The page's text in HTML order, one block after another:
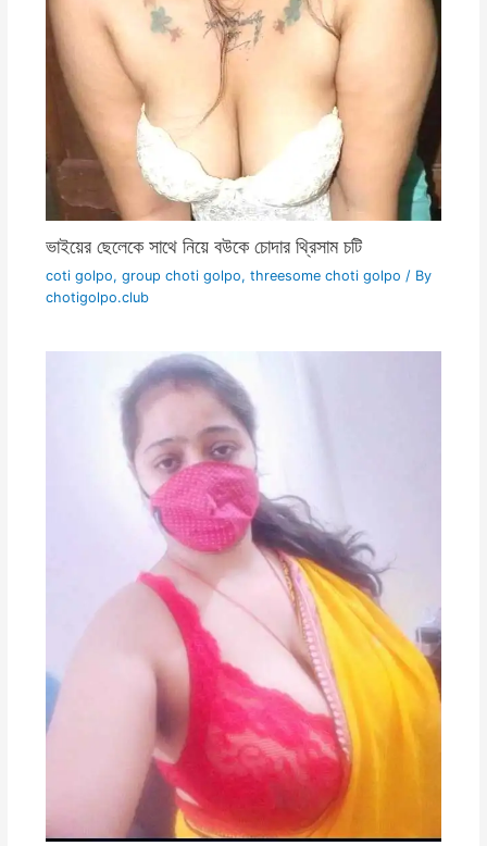
ভাইয়ের ছেলেকে সাথে নিয়ে বউকে চোদার থ্রিসাম চটি
coti golpo, group choti golpo, threesome choti golpo / By
chotigolpo.club